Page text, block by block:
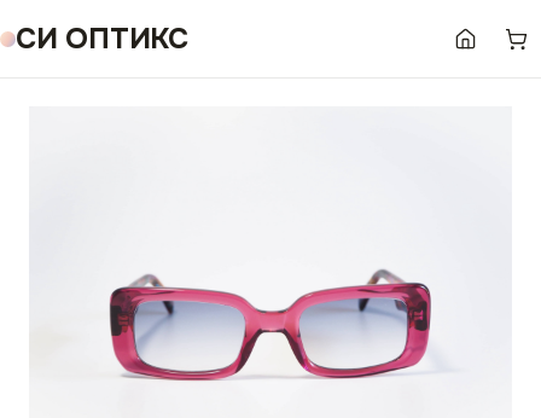
СИ ОПТИКС